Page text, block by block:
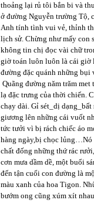
thoảng lại rủ tôi bắn bi và
ở đường Nguyễn trường Tộ,
Anh tính tình vui vẻ, thỉnh
lịch sử. Chừng như mấy
không tin chị đọc vài chữ
giờ toán luôn luôn là cái giờ
đường đặc quánh những
Quãng đường năm trăm
lạ đặc trưng của thời chiến.
chạy dài. Gỉ sét_dị
giương lên những cái vuốt
tức tưởi vì bị rách chiếc áo
hàng ngày,bị chọc lủng…Nó
chất đống những thứ rác
cơn mưa dầm dề, một buổi
đến tận cuối con đường là
màu xanh của hoa Tigon.
bướm ong cũng xúm xít